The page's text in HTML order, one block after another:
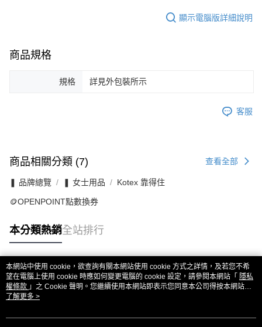
顯示電腦版詳細說明
商品規格
規格 詳見外包裝所示
客服
商品相關分類 (7) 查看全部
❚ 品牌總覽 ❚ 女士用品 Kotex 靠得住
🪙OPENPOINT點數換券
本分類熱銷全站排行
熱門標籤
本網站中使用 cookie，欲查詢有關本網站使用 cookie 方式之詳情，及若您不希
望在電腦上使用 cookie 時應如何變更電腦的 cookie 設定，請參閱本網站「 隱私
權條款 」之 Cookie 聲明。您繼續使用本網站即表示您同意本公司得按本網站使
用條款之 Cookie 聲明使用 cookie。
了解更多 >